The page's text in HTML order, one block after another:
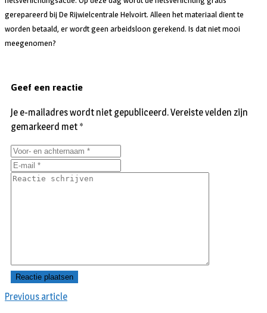
gerepareerd bij De Rijwielcentrale Helvoirt. Alleen het materiaal dient te
worden betaald, er wordt geen arbeidsloon gerekend. Is dat niet mooi
meegenomen?
Previous article
Geef een reactie
Je e-mailadres wordt niet gepubliceerd.Vereiste velden zijn
gemarkeerd met *